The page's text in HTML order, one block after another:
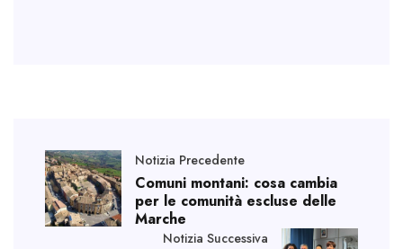
Notizia Precedente
Comuni montani: cosa cambia
per le comunità escluse delle
Marche
Notizia Successiva